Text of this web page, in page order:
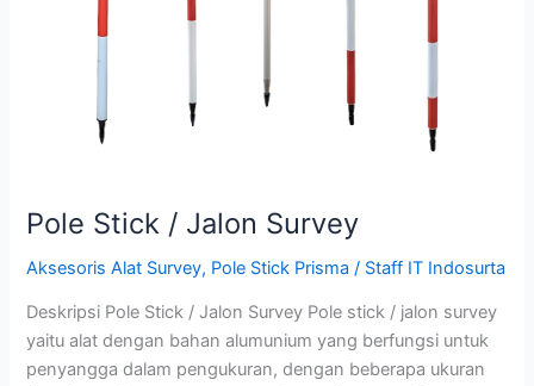
Pole Stick / Jalon Survey
Aksesoris Alat Survey, Pole Stick Prisma / Staff IT Indosurta
Deskripsi Pole Stick / Jalon Survey Pole stick / jalon survey
yaitu alat dengan bahan alumunium yang berfungsi untuk
penyangga dalam pengukuran, dengan beberapa ukuran